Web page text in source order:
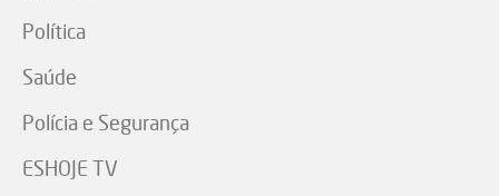
Política
Saúde
Polícia e Segurança
ESHOJE TV